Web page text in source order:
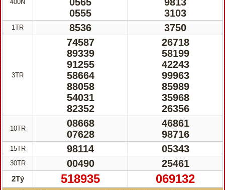
400N
1TR
3TR
10TR
15TR
30TR
2Tỷ
0555
8536
74587
89339
91255
58664
88058
54031
82352
08668
07628
98114
00490
518935
3103
3750
26718
58199
42243
99963
85989
35968
26356
46861
98716
05343
25461
069132